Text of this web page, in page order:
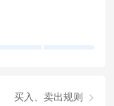
买入、卖出规则